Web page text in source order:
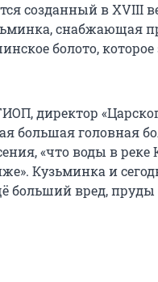
созданный в XVIII
снабжающая
болото,
директор
большая головная
«что воды в реке
Кузьминка и
больший вред,